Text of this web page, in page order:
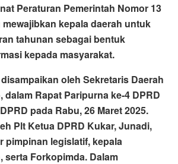
Peraturan Pemerintah Nomor 13
mewajibkan kepala daerah untuk
tahunan sebagai bentuk
kepada masyarakat.
oleh Sekretaris Daerah
Rapat Paripurna ke-4 DPRD
pada Rabu, 26 Maret 2025.
Plt Ketua DPRD Kukar, Junadi,
pimpinan legislatif, kepala
serta Forkopimda. Dalam